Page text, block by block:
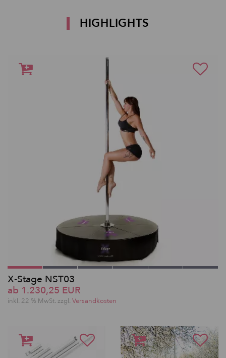
HIGHLIGHTS
X-Stage NST03
ab 1.230,25 EUR
inkl. 22 % MwSt. zzgl. Versandkosten